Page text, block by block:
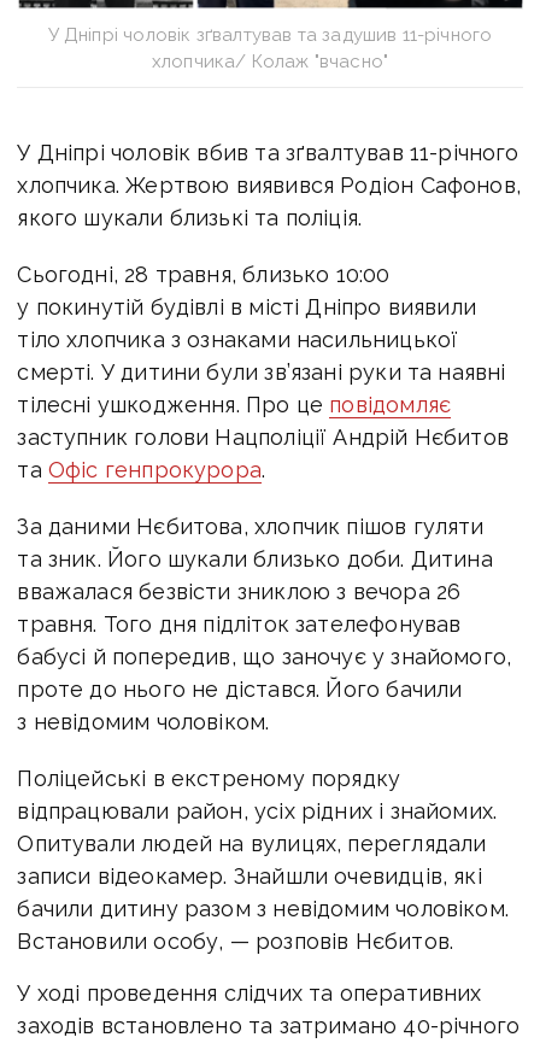
У Дніпрі чоловік зґвалтував та задушив 11-річного
хлопчика/ Колаж "вчасно"
У Дніпрі чоловік вбив та зґвалтував 11-річного
хлопчика. Жертвою виявився Родіон Сафонов,
якого шукали близькі та поліція.
Сьогодні, 28 травня, близько 10:00
у покинутій будівлі в місті Дніпро виявили
тіло хлопчика з ознаками насильницької
смерті. У дитини були зв’язані руки та наявні
тілесні ушкодження. Про це повідомляє
заступник голови Нацполіції Андрій Нєбитов
та Офіс генпрокурора.
За даними Нєбитова, хлопчик пішов гуляти
та зник. Його шукали близько доби. Дитина
вважалася безвісти зниклою з вечора 26
травня. Того дня підліток зателефонував
бабусі й попередив, що заночує у знайомого,
проте до нього не дістався. Його бачили
з невідомим чоловіком.
Поліцейські в екстреному порядку
відпрацювали район, усіх рідних і знайомих.
Опитували людей на вулицях, переглядали
записи відеокамер. Знайшли очевидців, які
бачили дитину разом з невідомим чоловіком.
Встановили особу, — розповів Нєбитов.
У ході проведення слідчих та оперативних
заходів встановлено та затримано 40-річного